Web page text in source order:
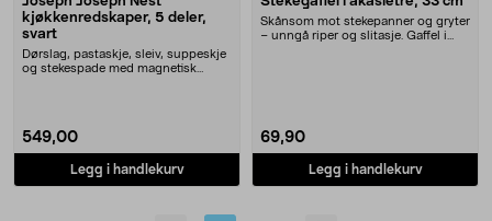
kjøkkenredskaper, 5 deler,
svart
Dørslag, pastaskje, sleiv, suppeskje
og stekespade med magnetisk
549,00
Legg i handlekurv
Skånsom mot stekepanner og gryter
– unngå riper og slitasje. Gaffel i
69,90
Legg i handlekurv